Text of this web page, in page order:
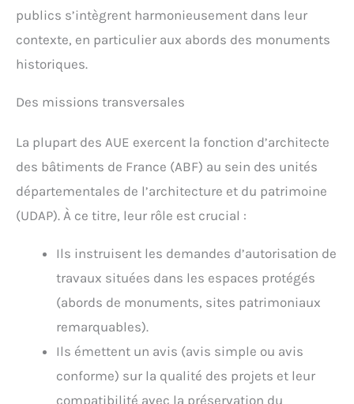
publics s’intègrent harmonieusement dans leur
contexte, en particulier aux abords des monuments
historiques.
Des missions transversales
La plupart des AUE exercent la fonction d’architecte
des bâtiments de France (ABF) au sein des unités
départementales de l’architecture et du patrimoine
(UDAP). À ce titre, leur rôle est crucial :
Ils instruisent les demandes d’autorisation de
travaux situées dans les espaces protégés
(abords de monuments, sites patrimoniaux
remarquables).
Ils émettent un avis (avis simple ou avis
conforme) sur la qualité des projets et leur
compatibilité avec la préservation du